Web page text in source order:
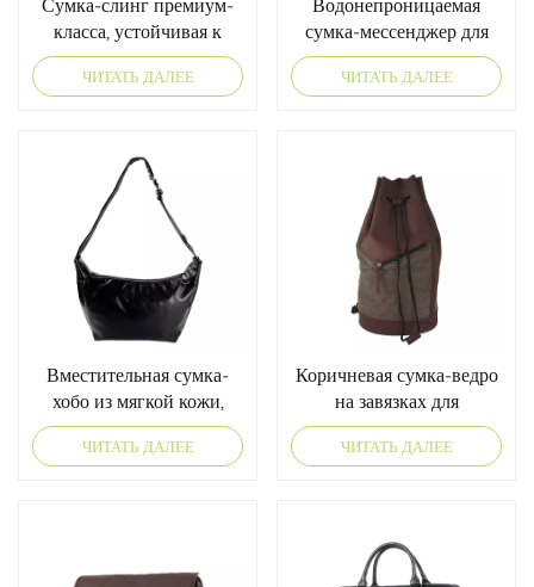
Сумка-слинг премиум-
класса, устойчивая к
погодным условиям
ЧИТАТЬ ДАЛЕЕ
Водонепроницаемая
сумка-мессенджер для
документов и файлов
ЧИТАТЬ ДАЛЕЕ
Вместительная сумка-
хобо из мягкой кожи,
унисекс, OEM/ODM
(производство
ЧИТАТЬ ДАЛЕЕ
Коричневая сумка-ведро
на завязках для
современной жизни
ЧИТАТЬ ДАЛЕЕ